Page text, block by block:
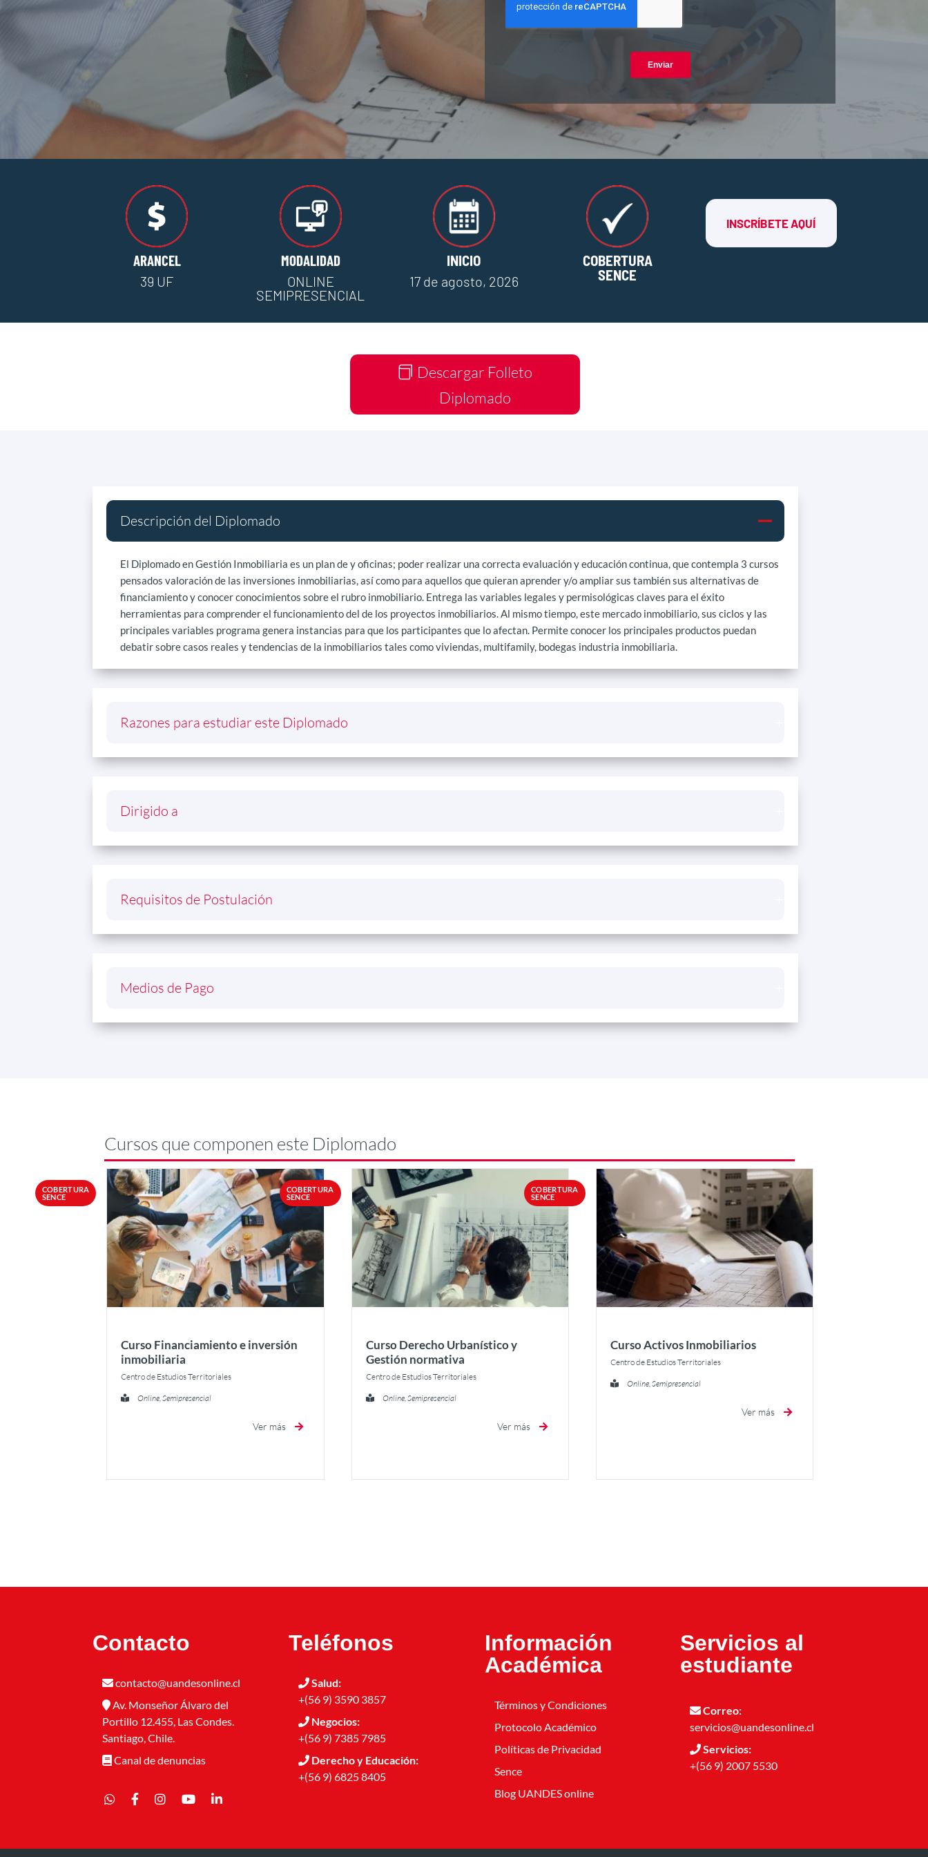
ARANCEL
39 UF
MODALIDAD
ONLINE
SEMIPRESENCIAL
INICIO
17 de agosto, 2026
COBERTURA
SENCE
INSCRÍBETE AQUÍ
Descargar Folleto
Diplomado
Descripción del Diplomado
El Diplomado en Gestión Inmobiliaria es un plan de y oficinas; poder realizar una correcta evaluación y educación continua, que contempla 3 cursos
pensados valoración de las inversiones inmobiliarias, así como para aquellos que quieran aprender y/o ampliar sus también sus alternativas de
financiamiento y conocer conocimientos sobre el rubro inmobiliario. Entrega las variables legales y permisológicas claves para el éxito
herramientas para comprender el funcionamiento del de los proyectos inmobiliarios. Al mismo tiempo, este mercado inmobiliario, sus ciclos y las
principales variables programa genera instancias para que los participantes que lo afectan. Permite conocer los principales productos puedan
debatir sobre casos reales y tendencias de la inmobiliarios tales como viviendas, multifamily, bodegas industria inmobiliaria.
Razones para estudiar este Diplomado
Dirigido a
Requisitos de Postulación
Medios de Pago
Cursos que componen este Diplomado
COBERTURA
SENCE
Curso Financiamiento e inversión
inmobiliaria
Centro de Estudios Territoriales
Online, Semipresencial
Ver más
COBERTURA
SENCE
Curso Derecho Urbanístico y
Gestión normativa
Centro de Estudios Territoriales
Online, Semipresencial
Ver más
COBERTURA
SENCE
Curso Activos Inmobiliarios
Centro de Estudios Territoriales
Online, Semipresencial
Ver más
Contacto
contacto@uandesonline.cl
Av. Monseñor Álvaro del
Portillo 12.455, Las Condes.
Santiago, Chile.
Canal de denuncias
Teléfonos
Salud:
+(56 9) 3590 3857
Negocios:
+(56 9) 7385 7985
Derecho y Educación:
+(56 9) 6825 8405
Información
Académica
Términos y Condiciones
Protocolo Académico
Políticas de Privacidad
Sence
Blog UANDES online
Servicios al
estudiante
Correo:
servicios@uandesonline.cl
Servicios:
+(56 9) 2007 5530